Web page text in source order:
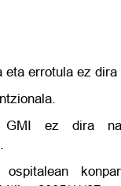
errotula ez
GMI ez dira